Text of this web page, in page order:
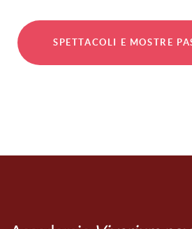
SPETTACOLI E MOSTRE